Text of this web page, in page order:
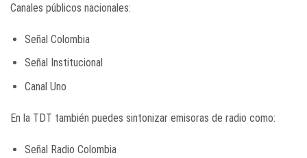
Canales públicos nacionales:
Señal Colombia
Señal Institucional
Canal Uno
En la TDT también puedes sintonizar emisoras de radio como:
Señal Radio Colombia